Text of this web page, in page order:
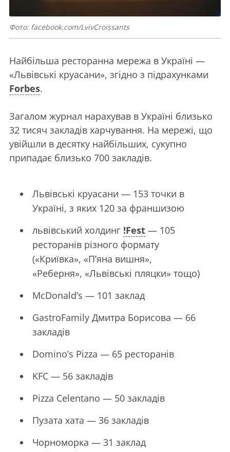
Фото: facebook.com/LvivCroissants
Найбільша ресторанна мережа в Україні —
«Львівські круасани», згідно з підрахунками
Forbes.
Загалом журнал нарахував в Україні близько
32 тисяч закладів харчування. На мережі, що
увійшли в десятку найбільших, сукупно
припадає близько 700 закладів.
Львівські круасани — 153 точки в
Україні, з яких 120 за франшизою
львівський холдинг !Fest — 105
ресторанів різного формату
(«Криївка», «П’яна вишня»,
«Реберня», «Львівські пляцки» тощо)
McDonald’s — 101 заклад
GastroFamily Дмитра Борисова — 66
закладів
Domino’s Pizza — 65 ресторанів
KFC — 56 закладів
Pizza Celentano — 50 закладів
Пузата хата — 36 закладів
Чорноморка — 31 заклад